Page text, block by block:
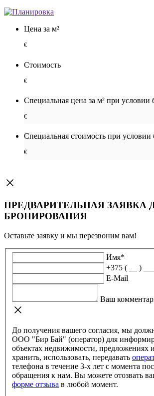
Цена за м²
€
Стоимость
€
Специальная цена за м² при условии
€
Специальная cтоимость при
€
ПРЕДВАРИТЕЛЬНАЯ ЗАЯВКА
БРОНИРОВАНИЯ
Оставьте заявку и мы перезвоним вам!
Имя*
E-Mail
Ваш
До получения вашего согласия, мы
ООО "Бир Бай" (оператор) для
объектах недвижимости, предложениях
хранить, использовать, передавать
телефона в течение 3-х лет с момента
обращения к нам. Вы можете
форме отзыва
в любой момент.